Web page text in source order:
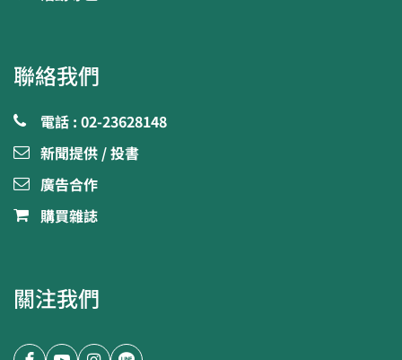
聯絡我們
電話 : 02-23628148
新聞提供 / 投書
廣告合作
購買雜誌
關注我們